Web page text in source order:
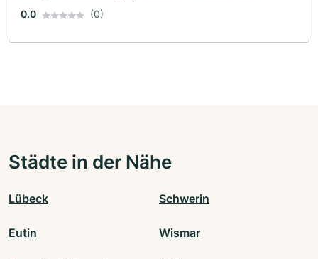
0.0 (0)
Städte in der Nähe
Lübeck Schwerin
Eutin Wismar